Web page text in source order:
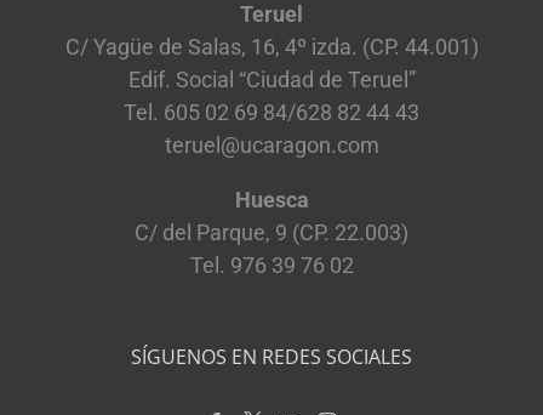
Teruel
C/ Yagüe de Salas, 16, 4º izda. (CP. 44.001)
Edif. Social “Ciudad de Teruel”
Tel. 605 02 69 84/628 82 44 43
teruel@ucaragon.com
Huesca
C/ del Parque, 9 (CP. 22.003)
Tel. 976 39 76 02
SÍGUENOS EN REDES SOCIALES